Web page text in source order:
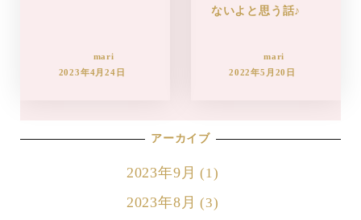
mari
2023年4月24日
ないよと思う話♪
mari
2022年5月20日
アーカイブ
2023年9月 (1)
2023年8月 (3)